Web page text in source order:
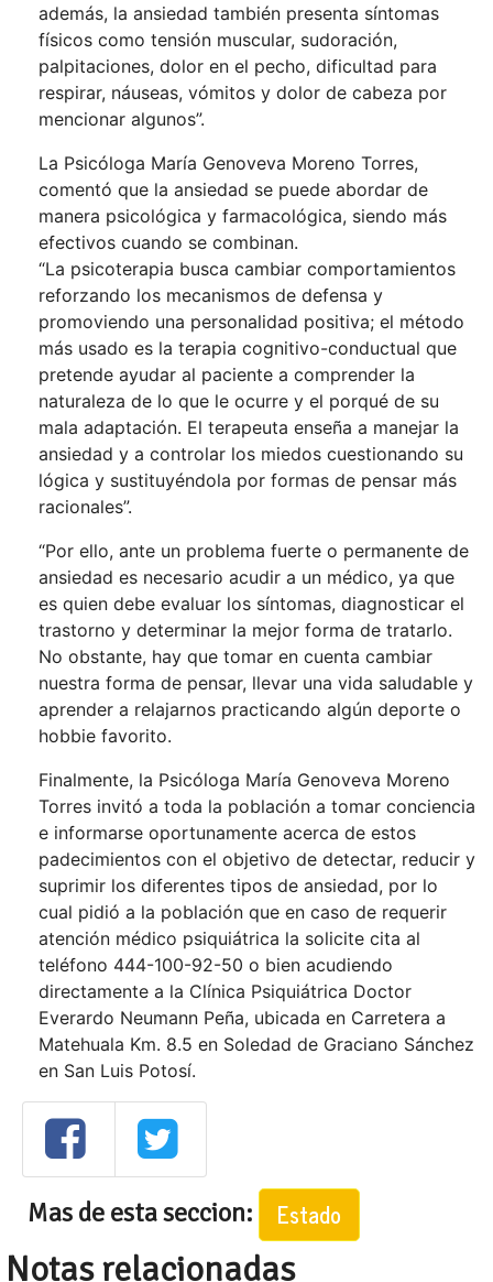
además, la ansiedad también presenta síntomas
físicos como tensión muscular, sudoración,
palpitaciones, dolor en el pecho, dificultad para
respirar, náuseas, vómitos y dolor de cabeza por
mencionar algunos”.
La Psicóloga María Genoveva Moreno Torres,
comentó que la ansiedad se puede abordar de
manera psicológica y farmacológica, siendo más
efectivos cuando se combinan.
“La psicoterapia busca cambiar comportamientos
reforzando los mecanismos de defensa y
promoviendo una personalidad positiva; el método
más usado es la terapia cognitivo-conductual que
pretende ayudar al paciente a comprender la
naturaleza de lo que le ocurre y el porqué de su
mala adaptación. El terapeuta enseña a manejar la
ansiedad y a controlar los miedos cuestionando su
lógica y sustituyéndola por formas de pensar más
racionales”.
“Por ello, ante un problema fuerte o permanente de
ansiedad es necesario acudir a un médico, ya que
es quien debe evaluar los síntomas, diagnosticar el
trastorno y determinar la mejor forma de tratarlo.
No obstante, hay que tomar en cuenta cambiar
nuestra forma de pensar, llevar una vida saludable y
aprender a relajarnos practicando algún deporte o
hobbie favorito.
Finalmente, la Psicóloga María Genoveva Moreno
Torres invitó a toda la población a tomar conciencia
e informarse oportunamente acerca de estos
padecimientos con el objetivo de detectar, reducir y
suprimir los diferentes tipos de ansiedad, por lo
cual pidió a la población que en caso de requerir
atención médico psiquiátrica la solicite cita al
teléfono 444-100-92-50 o bien acudiendo
directamente a la Clínica Psiquiátrica Doctor
Everardo Neumann Peña, ubicada en Carretera a
Matehuala Km. 8.5 en Soledad de Graciano Sánchez
en San Luis Potosí.
Mas de esta seccion: Estado
Notas relacionadas